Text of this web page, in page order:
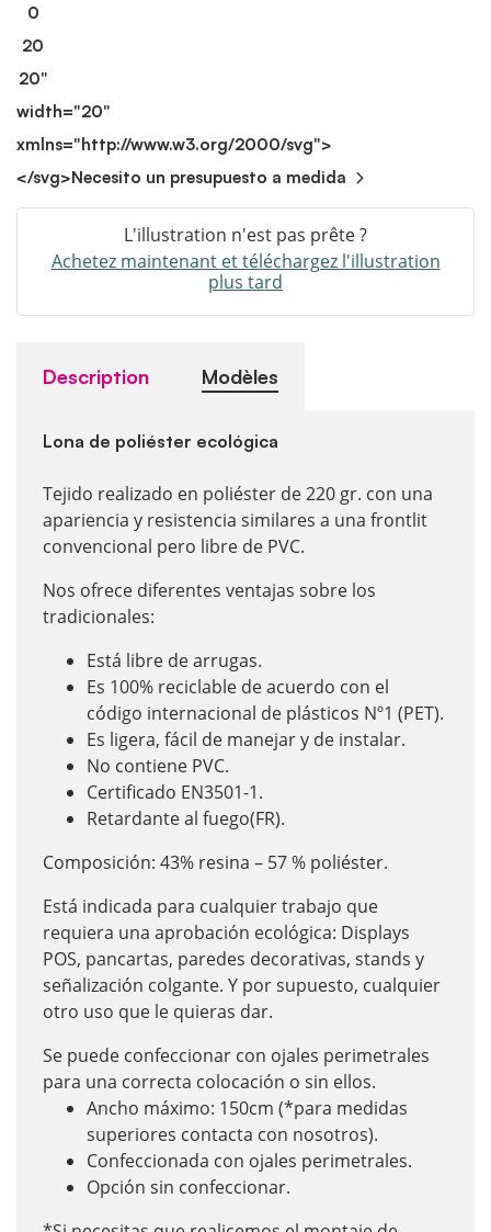
0
20
20"
width="20"
xmlns="http://www.w3.org/2000/svg">
</svg>Necesito un presupuesto a medida
L'illustration n'est pas prête ?
Achetez maintenant et téléchargez l'illustration
plus tard
Description Modèles
Lona de poliéster ecológica
Tejido realizado en poliéster de 220 gr. con una
apariencia y resistencia similares a una frontlit
convencional pero libre de PVC.
Nos ofrece diferentes ventajas sobre los
tradicionales:
Está libre de arrugas.
Es 100% reciclable de acuerdo con el
código internacional de plásticos Nº1 (PET).
Es ligera, fácil de manejar y de instalar.
No contiene PVC.
Certificado EN3501-1.
Retardante al fuego(FR).
Composición: 43% resina – 57 % poliéster.
Está indicada para cualquier trabajo que
requiera una aprobación ecológica: Displays
POS, pancartas, paredes decorativas, stands y
señalización colgante. Y por supuesto, cualquier
otro uso que le quieras dar.
Se puede confeccionar con ojales perimetrales
para una correcta colocación o sin ellos.
Ancho máximo: 150cm (*para medidas
superiores contacta con nosotros).
Confeccionada con ojales perimetrales.
Opción sin confeccionar.